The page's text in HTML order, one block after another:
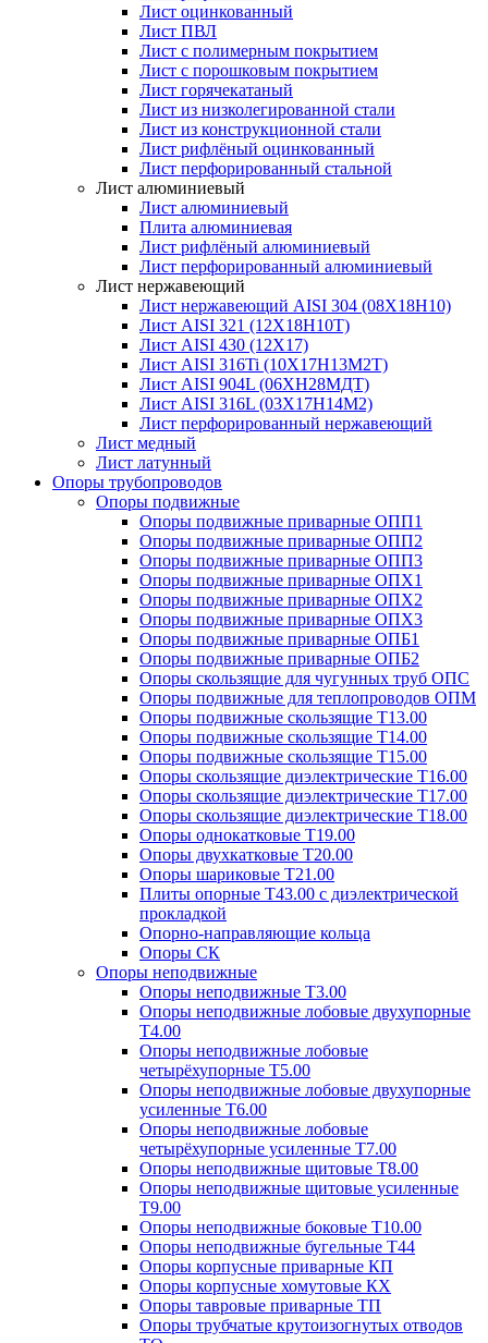
Лист оцинкованный
Лист ПВЛ
Лист с полимерным покрытием
Лист с порошковым покрытием
Лист горячекатаный
Лист из низколегированной стали
Лист из конструкционной стали
Лист рифлёный оцинкованный
Лист перфорированный стальной
Лист алюминиевый
Лист алюминиевый
Плита алюминиевая
Лист рифлёный алюминиевый
Лист перфорированный алюминиевый
Лист нержавеющий
Лист нержавеющий AISI 304 (08Х18Н10)
Лист AISI 321 (12Х18Н10Т)
Лист AISI 430 (12Х17)
Лист AISI 316Ti (10Х17Н13М2Т)
Лист AISI 904L (06ХН28МДТ)
Лист AISI 316L (03Х17Н14М2)
Лист перфорированный нержавеющий
Лист медный
Лист латунный
Опоры трубопроводов
Опоры подвижные
Опоры подвижные приварные ОПП1
Опоры подвижные приварные ОПП2
Опоры подвижные приварные ОПП3
Опоры подвижные приварные ОПХ1
Опоры подвижные приварные ОПХ2
Опоры подвижные приварные ОПХ3
Опоры подвижные приварные ОПБ1
Опоры подвижные приварные ОПБ2
Опоры скользящие для чугунных труб ОПС
Опоры подвижные для теплопроводов ОПМ
Опоры подвижные скользящие Т13.00
Опоры подвижные скользящие Т14.00
Опоры подвижные скользящие Т15.00
Опоры скользящие диэлектрические Т16.00
Опоры скользящие диэлектрические Т17.00
Опоры скользящие диэлектрические Т18.00
Опоры однокатковые Т19.00
Опоры двухкатковые Т20.00
Опоры шариковые Т21.00
Плиты опорные Т43.00 с диэлектрической
прокладкой
Опорно-направляющие кольца
Опоры СК
Опоры неподвижные
Опоры неподвижные Т3.00
Опоры неподвижные лобовые двухупорные
Т4.00
Опоры неподвижные лобовые
четырёхупорные Т5.00
Опоры неподвижные лобовые двухупорные
усиленные Т6.00
Опоры неподвижные лобовые
четырёхупорные усиленные Т7.00
Опоры неподвижные щитовые Т8.00
Опоры неподвижные щитовые усиленные
Т9.00
Опоры неподвижные боковые Т10.00
Опоры неподвижные бугельные Т44
Опоры корпусные приварные КП
Опоры корпусные хомутовые КХ
Опоры тавровые приварные ТП
Опоры трубчатые крутоизогнутых отводов